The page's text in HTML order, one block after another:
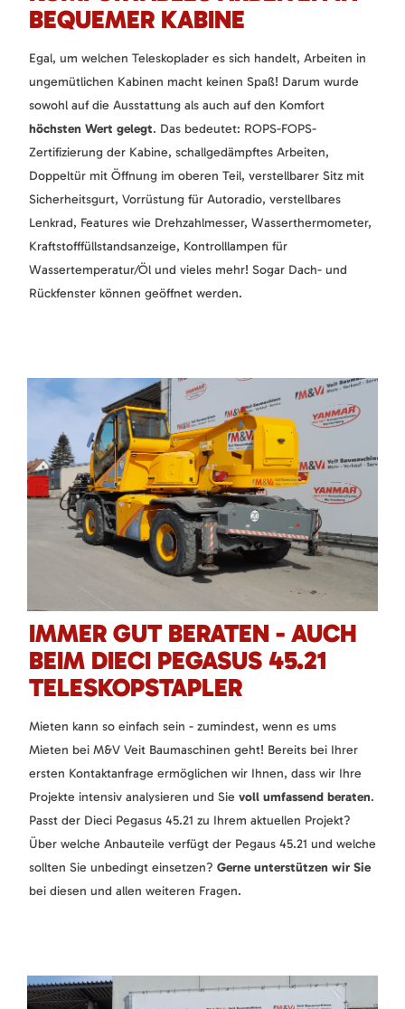
BEQUEMER KABINE
Egal, um welchen Teleskoplader es sich handelt, Arbeiten in
ungemütlichen Kabinen macht keinen Spaß! Darum wurde
sowohl auf die Ausstattung als auch auf den Komfort
höchsten Wert gelegt. Das bedeutet: ROPS-FOPS-
Zertifizierung der Kabine, schallgedämpftes Arbeiten,
Doppeltür mit Öffnung im oberen Teil, verstellbarer Sitz mit
Sicherheitsgurt, Vorrüstung für Autoradio, verstellbares
Lenkrad, Features wie Drehzahlmesser, Wasserthermometer,
Kraftstofffüllstandsanzeige, Kontrolllampen für
Wassertemperatur/Öl und vieles mehr! Sogar Dach- und
Rückfenster können geöffnet werden.
IMMER GUT BERATEN - AUCH
BEIM DIECI PEGASUS 45.21
TELESKOPSTAPLER
Mieten kann so einfach sein - zumindest, wenn es ums
Mieten bei M&V Veit Baumaschinen geht! Bereits bei Ihrer
ersten Kontaktanfrage ermöglichen wir Ihnen, dass wir Ihre
Projekte intensiv analysieren und Sie voll umfassend beraten.
Passt der Dieci Pegasus 45.21 zu Ihrem aktuellen Projekt?
Über welche Anbauteile verfügt der Pegaus 45.21 und welche
sollten Sie unbedingt einsetzen? Gerne unterstützen wir Sie
bei diesen und allen weiteren Fragen.